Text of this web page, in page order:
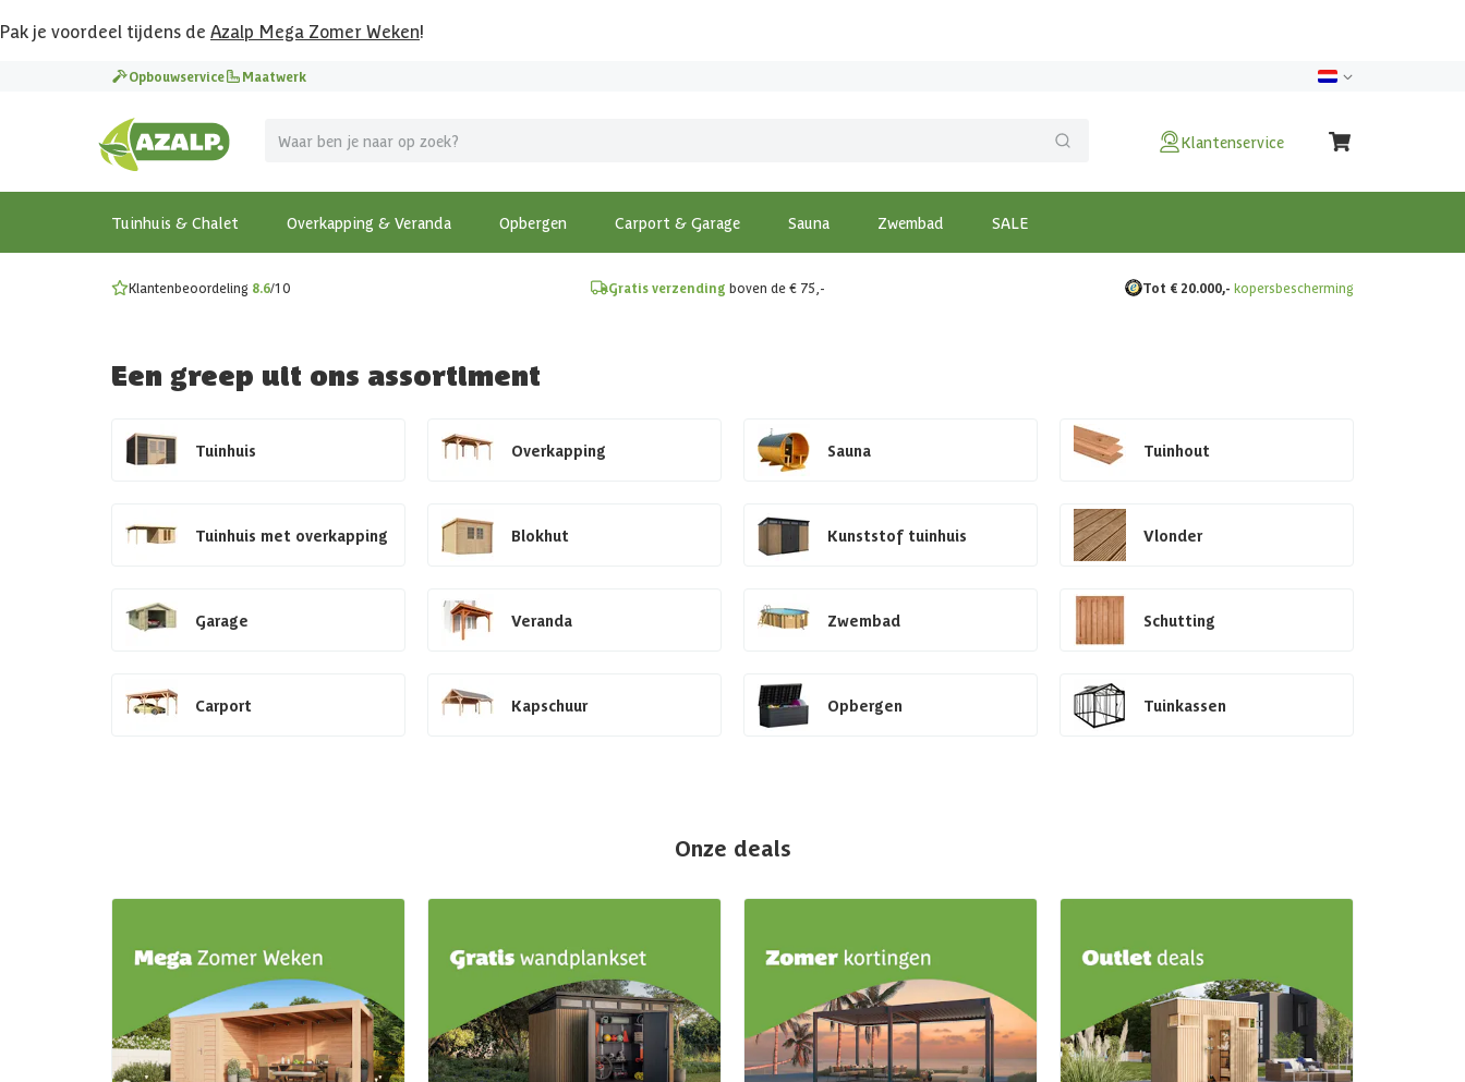
Pak je voordeel tijdens de Azalp Mega Zomer Weken!
Opbouwservice Maatwerk
Klantenservice
Tuinhuis & Chalet Overkapping & Veranda Opbergen Carport & Garage Sauna Zwembad SALE
Vier vakantie in je tuin
MEGA zomer kortingen op overkappingen en tuinhuizen!
Bekijk de actiemodellen
Gratis wandplankset
Ontdek onze metalen overkappingen
Klantenbeoordeling 8.6/10 Gratis verzending boven de € 75,- Tot € 20.000,- kopersbescherming
Een greep uit ons assortiment
Tuinhuis Overkapping Sauna Tuinhout
Tuinhuis met overkapping Blokhut Kunststof tuinhuis Vlonder
Garage Veranda Zwembad Schutting
Carport Kapschuur Opbergen Tuinkassen
Onze deals